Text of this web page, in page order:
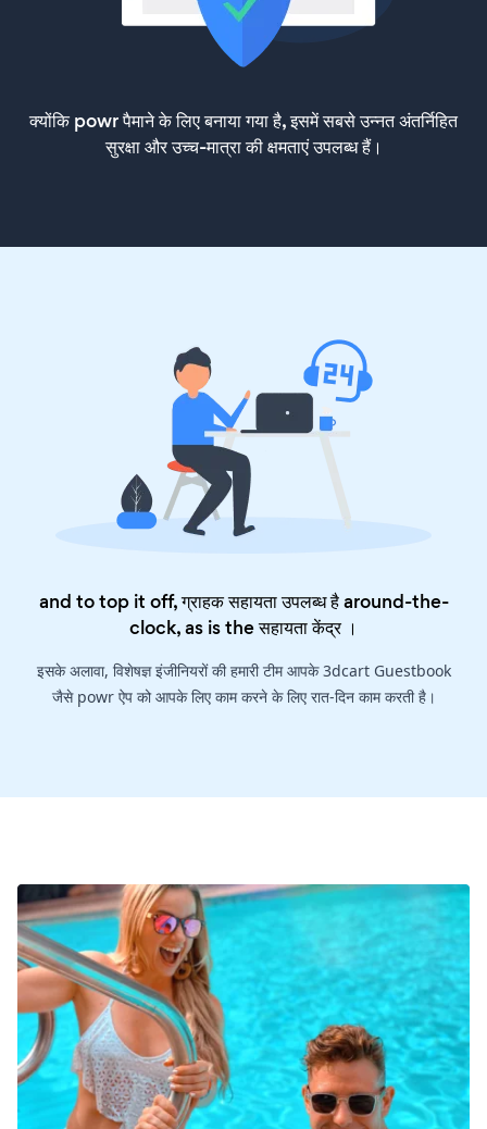
क्योंकि powr पैमाने के लिए बनाया गया है, इसमें सबसे उन्नत अंतर्निहित
सुरक्षा और उच्च-मात्रा की क्षमताएं उपलब्ध हैं।
and to top it off, ग्राहक सहायता उपलब्ध है around-the-
clock, as is theसहायता केंद्र।
इसके अलावा, विशेषज्ञ इंजीनियरों की हमारी टीम आपके 3dcart Guestbook
जैसे powr ऐप को आपके लिए काम करने के लिए रात-दिन काम करती है।